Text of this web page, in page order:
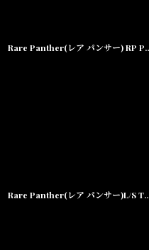
Rare Panther(レア パンサー)
Rare Panther(レア パンサー